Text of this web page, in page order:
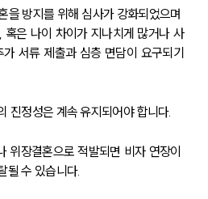
을 방지를 위해 심사가 강화되었으며
은 나이 차이가 지나치게 많거나 사
서류 제출과 심층 면담이 요구되기
진정성은 계속 유지되어야 합니다.
위장결혼으로 적발되면 비자 연장이
될 수 있습니다.